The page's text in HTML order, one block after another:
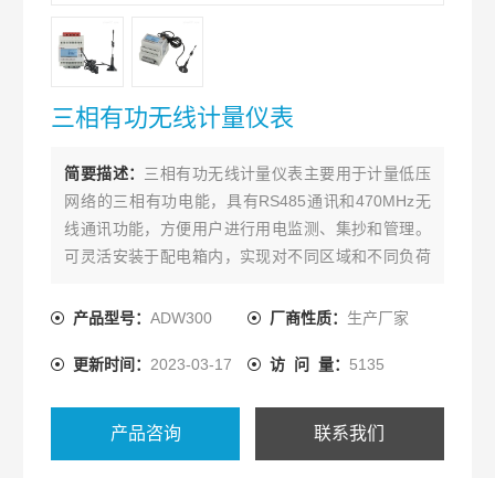
三相有功无线计量仪表
简要描述： 三相有功无线计量仪表主要用于计量低压
网络的三相有功电能，具有RS485通讯和470MHz无
线通讯功能，方便用户进行用电监测、集抄和管理。
可灵活安装于配电箱内，实现对不同区域和不同负荷
产品型号：ADW300 厂商性质： 生产厂家
更新时间： 2023-03-17 访 问 量： 5135
产品咨询 联系我们